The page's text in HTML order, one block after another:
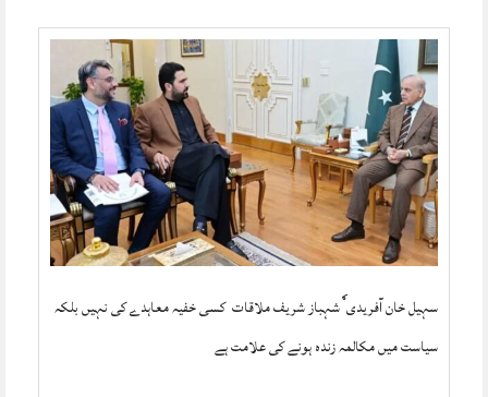
سہیل خان آفریدی ٗشہباز شریف ملاقات کسی خفیہ معاہدے کی نہیں بلکہ
سیاست میں مکالمہ زندہ ہونے کی علامت ہے